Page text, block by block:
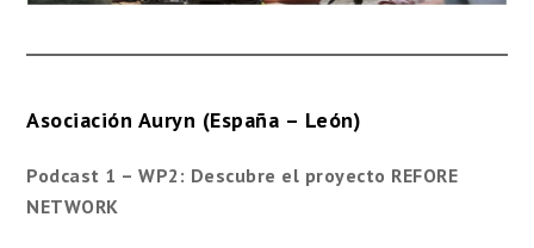
Asociación Auryn (España – León)
Podcast 1 – WP2 : Descubre el proyecto REFORE
NETWORK